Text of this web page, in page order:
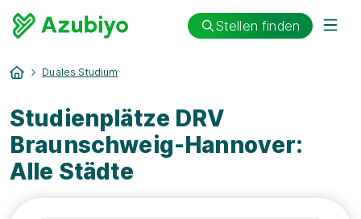
Stellen finden
Duales Studium
Studienplätze DRV
Braunschweig-Hannover:
Alle Städte